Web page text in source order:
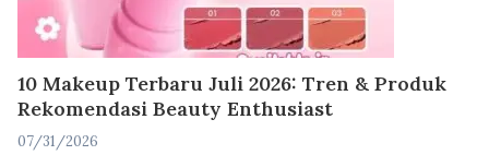
10 Makeup Terbaru Juli 2026: Tren & Produk
Rekomendasi Beauty Enthusiast
07/31/2026